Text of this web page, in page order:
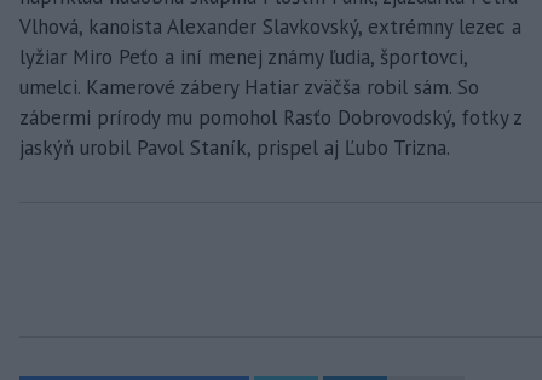
Vlhová, kanoista Alexander Slavkovský, extrémny lezec a
lyžiar Miro Peťo a iní menej známy ľudia, športovci,
umelci. Kamerové zábery Hatiar zväčša robil sám. So
zábermi prírody mu pomohol Rasťo Dobrovodský, fotky z
jaskýň urobil Pavol Staník, prispel aj Ľubo Trizna.